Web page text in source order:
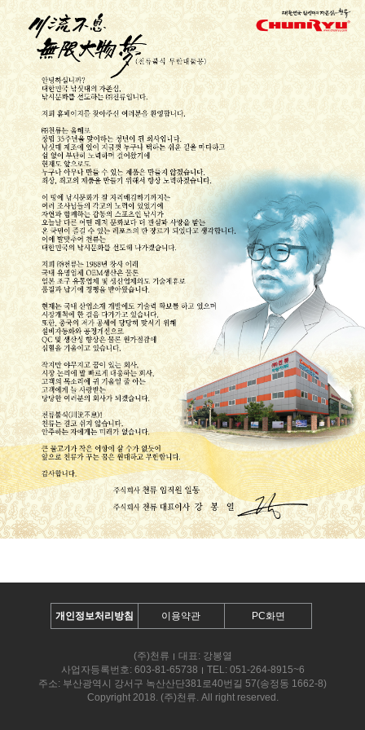
개인정보처리방침 이용약관 PC화면
(주)천류
대표: 강봉열
사업자등록번호: 603-81-65738
TEL: 051-264-8915~6
주소: 부산광역시 강서구 녹산산단381로40번길 57(송정동 1662-8)
Copyright 2018. (주)천류. All right reserved.